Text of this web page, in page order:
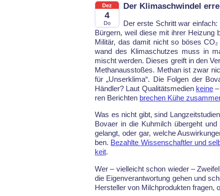
Dez
4
Do
Der Klimaschwindel
Der ers­te Schritt war
Bürgern, weil die­se mit ih­rer Hei­zung
Mi­li­tär, das da­mit nicht so bö­ses
wand des Kli­ma­schut­zes muss in
mischt wer­den. Die­ses greift in den
Me­than­aus­sto­ßes. Met­han ist zwar
für „Un­ser­kli­ma“. Die Fol­gen der
Händ­ler? Laut Qua­li­täts­me­di­en kei­ne
ren Be­rich­ten bre­chen Kü­he
Was es nicht gibt, sind
Bo­va­er in die Kuh­milch über­geht
ge­langt, oder gar, wel­che
ben. Be­zahl­te Wis­sen­schaft­ler und
keit.
Wer – viel­leicht schon wie­der –
die Ei­gen­ver­ant­wor­tung ge­hen und
Her­stel­ler von Milch­pro­duk­ten fra­gen,